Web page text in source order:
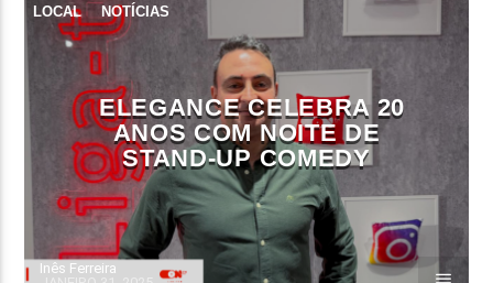
LOCAL NOTÍCIAS
ELEGANCE CELEBRA 20
ANOS COM NOITE DE
STAND-UP COMEDY
Inês Ferreira